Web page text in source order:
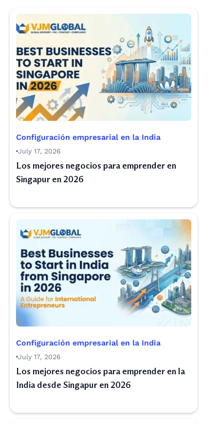
Configuración empresarial en la India
July 17, 2026
Los mejores negocios para emprender en
Singapur en 2026
Configuración empresarial en la India
July 17, 2026
Los mejores negocios para emprender en la
India desde Singapur en 2026